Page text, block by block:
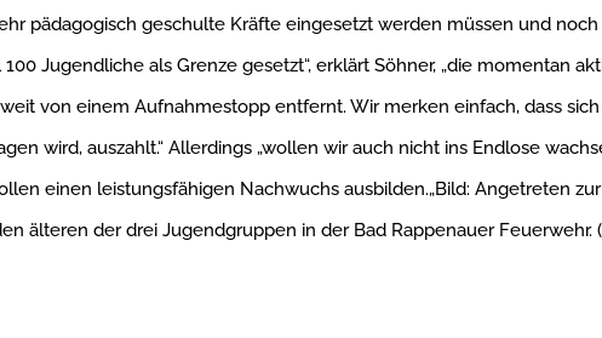
pädagogisch geschulte Kräfte eingesetzt werden müssen und
Jugendliche als Grenze gesetzt“, erklärt Söhner, „die momentan
von einem Aufnahmestopp entfernt. Wir merken einfach, dass
wird, auszahlt.“ Allerdings „wollen wir auch nicht ins Endlose
einen leistungsfähigen Nachwuchs ausbilden.„Bild: Angetreten
älteren der drei Jugendgruppen in der Bad Rappenauer Feuerwehr.